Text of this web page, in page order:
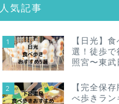
人気記事
1
【日光】
選！徒歩で
照宮〜東武
2
【完全保
べ歩きラン